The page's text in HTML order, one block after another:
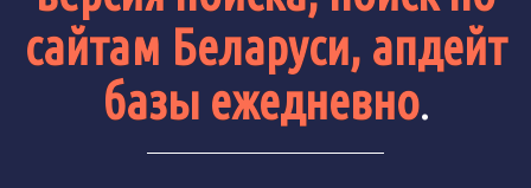
сайтам Беларуси, апдейт
базы ежедневно.